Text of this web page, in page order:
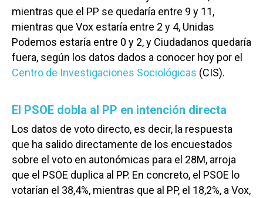
mientras que el PP se quedaría entre 9 y 11,
mientras que Vox estaría entre 2 y 4, Unidas
Podemos estaría entre 0 y 2, y Ciudadanos quedaría
fuera, según los datos dados a conocer hoy por el
Centro de Investigaciones Sociológicas (CIS).
El PSOE dobla al PP en intención directa
Los datos de voto directo, es decir, la respuesta
que ha salido directamente de los encuestados
sobre el voto en autonómicas para el 28M, arroja
que el PSOE duplica al PP. En concreto, el PSOE lo
votarían el 38,4%, mientras que al PP, el 18,2%, a Vox,